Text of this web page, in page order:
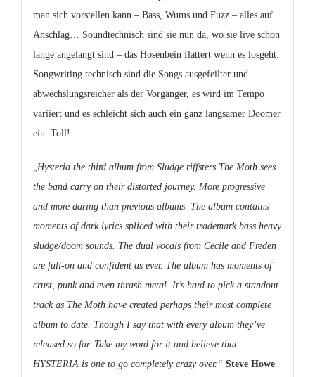
man sich vorstellen kann – Bass, Wums und Fuzz – alles auf
Anschlag… Soundtechnisch sind sie nun da, wo sie live schon
lange angelangt sind – das Hosenbein flattert wenn es losgeht.
Songwriting technisch sind die Songs ausgefeilter und
abwechslungsreicher als der Vorgänger, es wird im Tempo
variiert und es schleicht sich auch ein ganz langsamer Doomer
ein. Toll!
Hysteria the third album from Sludge riffsters The Moth sees
the band carry on their distorted journey. More progressive
and more daring than previous albums. The album contains
moments of dark lyrics spliced with their trademark bass heavy
sludge/doom sounds. The dual vocals from Cecile and Freden
are full-on and confident as ever. The album has moments of
crust, punk and even thrash metal. It’s hard to pick a standout
track as The Moth have created perhaps their most complete
album to date. Though I say that with every album they’ve
released so far. Take my word for it and believe that
HYSTERIA is one to go completely crazy over.“ Steve Howe